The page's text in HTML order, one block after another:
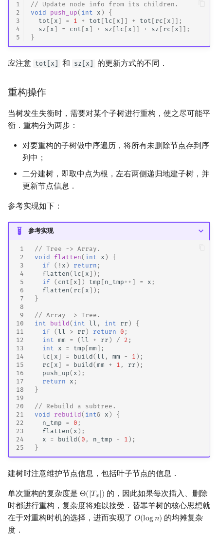
狄利克雷卷积
莫比乌斯反演
类欧几里德算法
Meissel–Lehmer 算法
Stern–Brocot 树与 Farey
拟阵
Berlekamp–Massey 算法
图的着色
网络流
LGV 引理
最大团搜索算法
支配树
1
2
3
4
5
// Update node info from its children.
void
push_up( int x )
{
tot [ x ] = 1 + tot [lc [ x ]] + tot [ rc [ x ]];
sz [ x ] = cnt [ x ] + sz [lc [ x ]] + sz [ rc [ x ]];
}
应注意 tot[x] 和 sz[x] 的更新方式的不同．
重构操作
当树发生失衡时，需要对某个子树进行重构，使之尽可能平
衡．重构分为两步：
对要重构的子树做中序遍历，将所有未删除节点存到序
列中；
二分建树，即取中点为根，左右两侧递归地建子树，并
更新节点信息．
参考实现如下：
参考实现
1
2
3
4
5
6
7
8
9
10
11
12
13
14
15
16
17
18
19
20
21
22
23
24
25
// Tree -> Array.
void
flatten( int x )
{
if
( ! x ) return ;
flatten(lc [ x ]);
if
( cnt [ x ]) tmp [ n_tmp++ ] = x ;
flatten( rc [ x ]);
}
// Array -> Tree.
int
build( int ll , int rr )
{
if
(ll > rr ) return 0 ;
int
mm = (ll + rr ) / 2 ;
int
x = tmp [mm ];
lc [ x ] = build(ll , mm - 1 );
rc [ x ] = build(mm + 1 , rr );
push_up( x );
return
x ;
}
// Rebuild a subtree.
void
rebuild( int& x )
{
n_tmp
= 0 ;
flatten( x );
x
= build( 0 , n_tmp - 1 );
}
建树时注意维护节点信息，包括叶子节点的信息．
单次重构的复杂度是 Θ(|𝑇𝑥|)
Θ(| Tx| ) 的，因此如果每次插入、删除
时都进行重构，复杂度将难以接受．替罪羊树的核心思想就
在于对重构时机的选择，进而实现了 𝑂(log𝑛)
O(logn) 的均摊复杂
度．